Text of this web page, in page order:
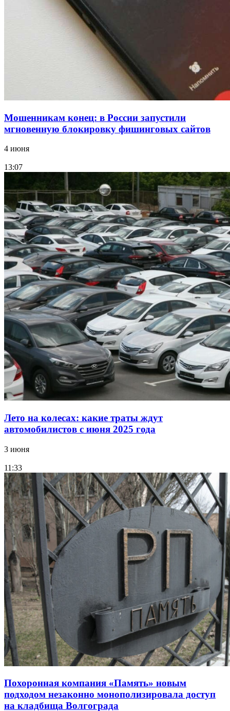
Сладкий праздник в Волгограде: в Центральном
парке прошёл фестиваль „Арбузный переполох“
Мошенникам конец: в России запустили
мгновенную блокировку фишинговых сайтов
4 июня
13:07
Лето на колесах: какие траты ждут
автомобилистов с июня 2025 года
3 июня
11:33
Похоронная компания «Память» новым
подходом незаконно монополизировала доступ
на кладбища Волгограда